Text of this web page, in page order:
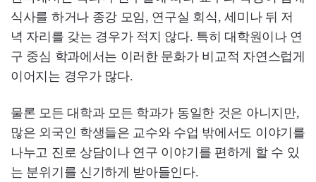
식사를 하거나 종강 모임, 연구실 회식, 세미나 뒤 저
녁 자리를 갖는 경우가 적지 않다. 특히 대학원이나 연
구 중심 학과에서는 이러한 문화가 비교적 자연스럽게
이어지는 경우가 많다.
물론 모든 대학과 모든 학과가 동일한 것은 아니지만,
많은 외국인 학생들은 교수와 수업 밖에서도 이야기를
나누고 진로 상담이나 연구 이야기를 편하게 할 수 있
는 분위기를 신기하게 받아들인다.